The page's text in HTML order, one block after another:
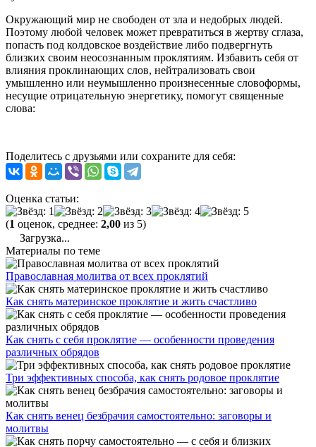
Окружающий мир не свободен от зла и недобрых людей.
Поэтому любой человек может превратиться в жертву сглаза,
попасть под колдовское воздействие либо подвергнуть
близких своим неосознанным проклятиям. Избавить себя от
влияния проклинающих слов, нейтрализовать свои
умышленно или неумышленно произнесенные словоформы,
несущие отрицательную энергетику, помогут священные
слова:
Поделитесь с друзьями или сохраните для себя:
Оценка статьи:
(1 оценок, среднее: 2,00 из 5)
Загрузка...
Материалы по теме
Православная молитва от всех проклятий
Как снять материнское проклятие и жить счастливо
Как снять с себя проклятие — особенности проведения
различных обрядов
Три эффективных способа, как снять родовое проклятие
Как снять венец безбрачия самостоятельно: заговоры и
молитвы